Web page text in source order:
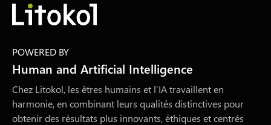
POWERED BY
Human and Artificial Intelligence
Chez Litokol, les êtres humains et l’IA travaillent en
harmonie, en combinant leurs qualités distinctives pour
obtenir des résultats plus innovants, éthiques et centrés